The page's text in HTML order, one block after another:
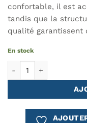
confortable, il est
tandis que la
qualité
En stock